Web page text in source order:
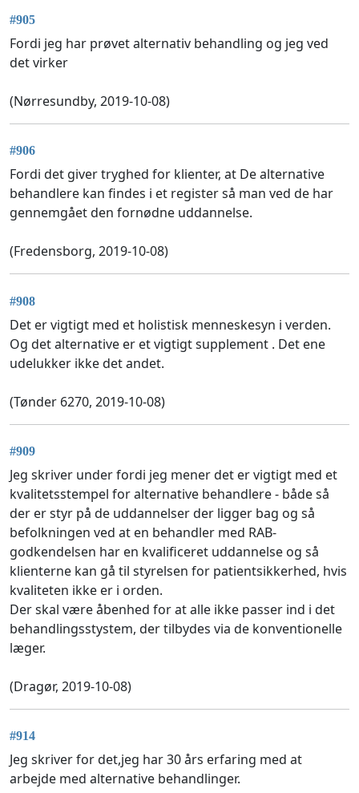
#905
Fordi jeg har prøvet alternativ behandling og jeg ved
det virker
(Nørresundby, 2019-10-08)
#906
Fordi det giver tryghed for klienter, at De alternative
behandlere kan findes i et register så man ved de har
gennemgået den fornødne uddannelse.
(Fredensborg, 2019-10-08)
#908
Det er vigtigt med et holistisk menneskesyn i verden.
Og det alternative er et vigtigt supplement . Det ene
udelukker ikke det andet.
(Tønder 6270, 2019-10-08)
#909
Jeg skriver under fordi jeg mener det er vigtigt med et
kvalitetsstempel for alternative behandlere - både så
der er styr på de uddannelser der ligger bag og så
befolkningen ved at en behandler med RAB-
godkendelsen har en kvalificeret uddannelse og så
klienterne kan gå til styrelsen for patientsikkerhed, hvis
kvaliteten ikke er i orden.
Der skal være åbenhed for at alle ikke passer ind i det
behandlingsstystem, der tilbydes via de konventionelle
læger.
(Dragør, 2019-10-08)
#914
Jeg skriver for det,jeg har 30 års erfaring med at
arbejde med alternative behandlinger.